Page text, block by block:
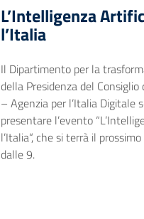
L’Intelligenza
l’Italia
Il Dipartimento per la
della Presidenza del
– Agenzia per l’Italia Digitale
presentare l’evento
l’Italia“, che si terrà il
dalle 9.